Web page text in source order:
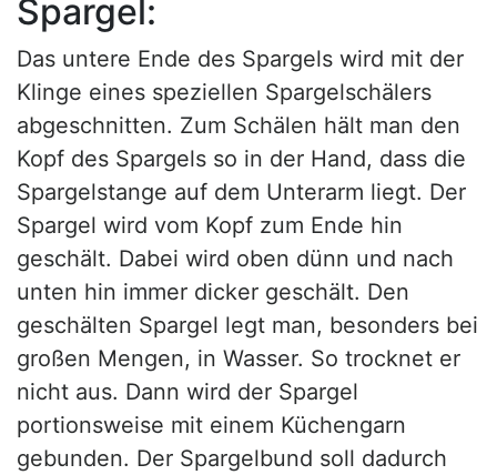
Spargel:
Das untere Ende des Spargels wird mit der
Klinge eines speziellen Spargelschälers
abgeschnitten. Zum Schälen hält man den
Kopf des Spargels so in der Hand, dass die
Spargelstange auf dem Unterarm liegt. Der
Spargel wird vom Kopf zum Ende hin
geschält. Dabei wird oben dünn und nach
unten hin immer dicker geschält. Den
geschälten Spargel legt man, besonders bei
großen Mengen, in Wasser. So trocknet er
nicht aus. Dann wird der Spargel
portionsweise mit einem Küchengarn
gebunden. Der Spargelbund soll dadurch